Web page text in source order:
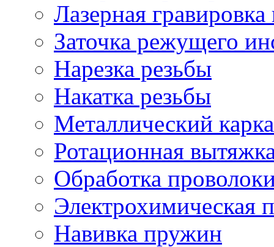
Лазерная
Заточка режущего
Нарезка резьбы
Накатка резьбы
Металлический
Ротационная
Обработка
Электрохимическая
Навивка пружин